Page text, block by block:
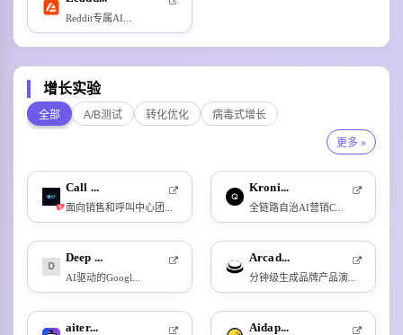
Reddit专属AI...
增长实验
全部 A/B测试 转化优化 病毒式增长
更多 »
新
Call ...
面向销售和呼叫中心团...
Kroni...
全链路自治AI营销C...
Deep ...
AI驱动的Googl...
Arcad...
分钟级生成品牌产品演...
aiter... Aidap...